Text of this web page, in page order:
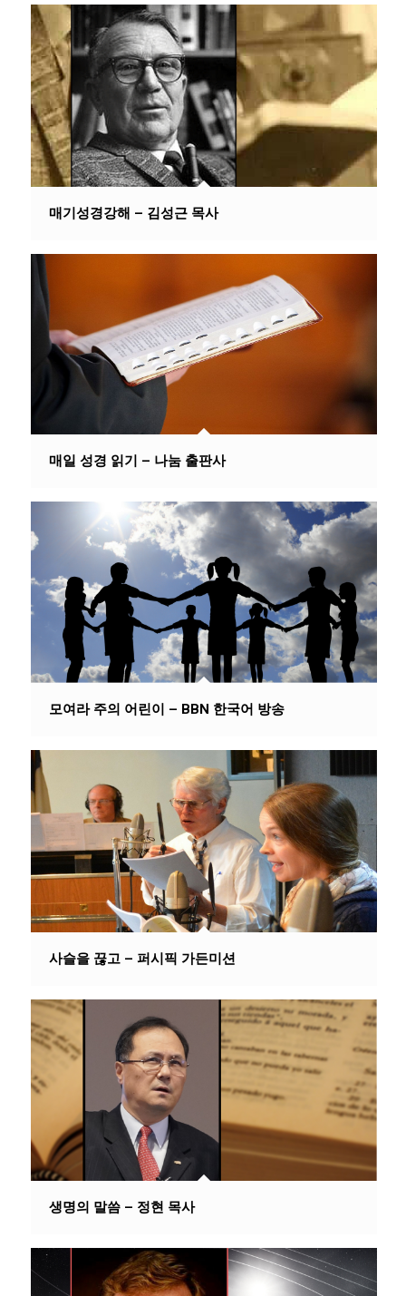
매기성경강해 – 김성근 목사
매일 성경 읽기 – 나눔 출판사
모여라 주의 어린이 – BBN 한국어 방송
사슬을 끊고 – 퍼시픽 가든미션
생명의 말씀 – 정현 목사